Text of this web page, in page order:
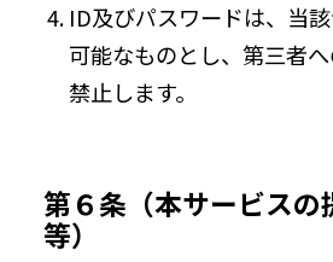
ID及びパスワードは、当
可能なものとし、第三者
禁止します。
第６条（本サービスの
等）